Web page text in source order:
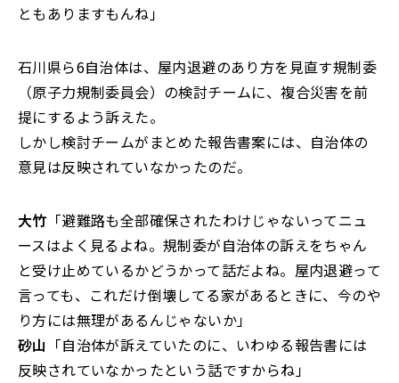
ともありますもんね」
石川県ら6自治体は、屋内退避のあり方を見直す規制委
（原子力規制委員会）の検討チームに、複合災害を前
提にするよう訴えた。
しかし検討チームがまとめた報告書案には、自治体の
意見は反映されていなかったのだ。
大竹 「避難路も全部確保されたわけじゃないってニュ
ースはよく見るよね。規制委が自治体の訴えをちゃん
と受け止めているかどうかって話だよね。屋内退避って
言っても、これだけ倒壊してる家があるときに、今のや
り方には無理があるんじゃないか」
砂山 「自治体が訴えていたのに、いわゆる報告書には
反映されていなかったという話ですからね」